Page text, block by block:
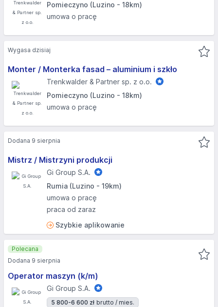
Pomieczyno (Luzino - 18km)
umowa o pracę
Monter / Monterka fasad – aluminium i szkło
Trenkwalder & Partner sp. z o.o.
Pomieczyno (Luzino - 18km)
umowa o pracę
Wygasa dzisiaj
Mistrz / Mistrzyni produkcji
Gi Group S.A.
Rumia (Luzino - 19km)
umowa o pracę
praca od zaraz
Szybkie aplikowanie
Dodana 9 sierpnia
Operator maszyn (k/m)
Gi Group S.A.
5 800-6 600 zł brutto / mies.
Polecana
Dodana 9 sierpnia